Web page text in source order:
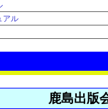
アル
鹿島出版